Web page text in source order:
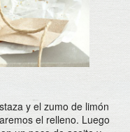
y el zumo de limón
el relleno. Luego